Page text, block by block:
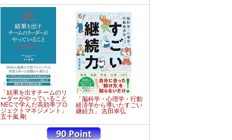
「結果を出すチームのリ
ーダーがやっていること
NECで学んだ高効率プロ
ジェクトマネジメント」
五十嵐 剛
「脳科学・心理学・行動
経済学から導いたすごい
継続力」 吉田幸弘